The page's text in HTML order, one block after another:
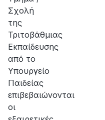
Σχολή
της
Τριτοβάθμιας
Εκπαίδευσης
από το
Υπουργείο
Παιδείας
επιβεβαιώνονται
οι